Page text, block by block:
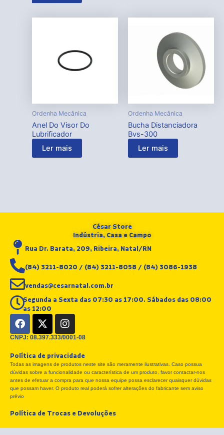
Ordenha Mecânica
Anel Do Visor Do
Lubrificador
Ler mais
Ordenha Mecânica
Bucha Distanciadora
Bvs-300
Ler mais
César Store
Indústria, Casa e Campo
Rua Dr. Barata, 209, Ribeira, Natal/RN
(84) 3211-8020 / (84) 3211-8058 / (84) 3086-1938
vendas@cesarnatal.com.br
Segunda a Sexta das 07:30 as 17:00. Sábados das 08:00
as 12:00
F
a
c
b
o
o
k
X
-
t
i
t
t
e
I
n
s
a
g
r
a
CNPJ: 08.397.333/0001-08
Política de privacidade
Todas as imagens de produtos neste site são meramente ilustrativas. Caso possua
dúvidas sobre a funcionalidade ou característica de um produto, favor contactar-nos
antes de efetuar a compra para que nossa equipe possa esclarecer quaisquer dúvidas
que possam haver. O produto real poderá sofrer alterações do fabricante sem aviso
prévio
Política de Trocas e Devoluções